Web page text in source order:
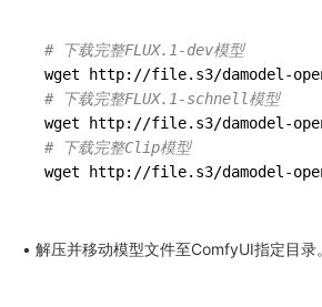
# 下载完整FLUX.1-dev模型
# 下载完整FLUX.1-schnell模型
# 下载完整Clip模型
wget http://file.s3/damodel-
• 解压并移动模型文件至ComfyUI指定目录。